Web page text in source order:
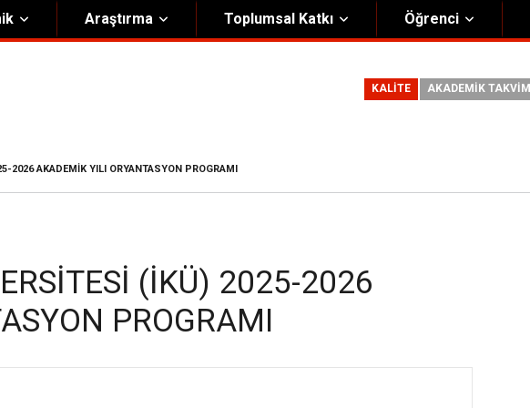
Politikalar
Araştırma Toplumsal Katkı Öğrenci
AKADEMİK TAKVİM
KALİTE
2026 AKADEMIK YILI ORYANTASYON PROGRAMI
(İKÜ) 2025-2026
PROGRAMI